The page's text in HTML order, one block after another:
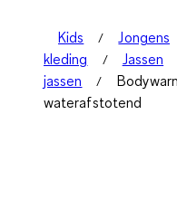
Kids
Jongens
kleding
Jassen
jassen
waterafstotend